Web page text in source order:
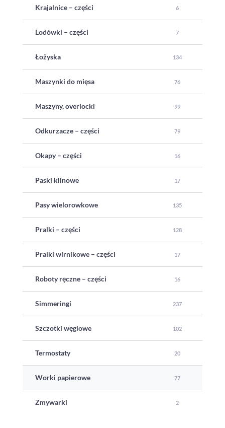
Krajalnice – części 6
Lodówki – części 7
Łożyska 134
Maszynki do mięsa 76
Maszyny, overlocki 99
Odkurzacze – części 79
Okapy – części 16
Paski klinowe 17
Pasy wielorowkowe 135
Pralki – części 128
Pralki wirnikowe – części 17
Roboty ręczne – części 16
Simmeringi 237
Szczotki węglowe 102
Termostaty 20
Worki papierowe 77
Zmywarki 2